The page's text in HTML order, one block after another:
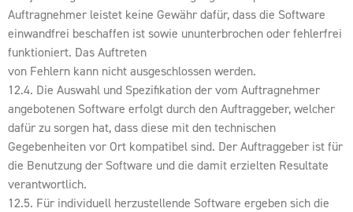
Auftragnehmer leistet keine Gewähr dafür, dass die Software
einwandfrei beschaffen ist sowie ununterbrochen oder fehlerfrei
funktioniert. Das Auftreten
von Fehlern kann nicht ausgeschlossen werden.
12.4. Die Auswahl und Spezifikation der vom Auftragnehmer
angebotenen Software erfolgt durch den Auftraggeber, welcher
dafür zu sorgen hat, dass diese mit den technischen
Gegebenheiten vor Ort kompatibel sind. Der Auftraggeber ist für
die Benutzung der Software und die damit erzielten Resultate
verantwortlich.
12.5. Für individuell herzustellende Software ergeben sich die